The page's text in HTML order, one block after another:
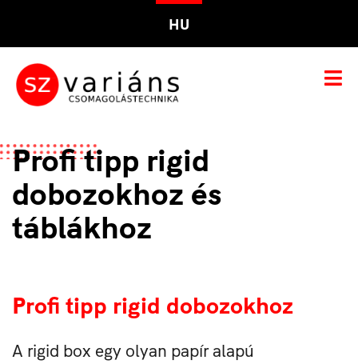
HU
Profi tipp rigid
dobozokhoz és
táblákhoz
Profi tipp rigid dobozokhoz
A rigid box egy olyan papír alapú